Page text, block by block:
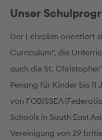
Unser
Der Lehrplan orientiert
Curriculum“, die
auch die St.
Penang für Kinder bis
von FOBISSEA
Schools in South East
Vereinigung von 29